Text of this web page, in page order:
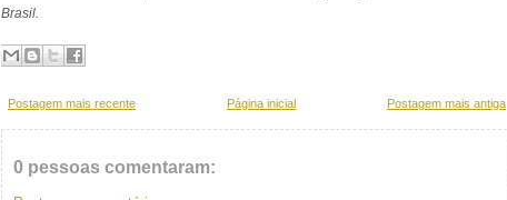
Brasil.
Postagem mais recente Postagem mais antiga
Página inicial
0 pessoas comentaram: